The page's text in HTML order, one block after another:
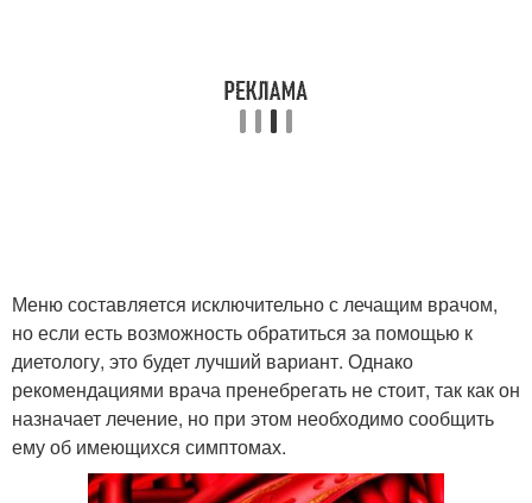
Меню составляется исключительно с лечащим врачом,
но если есть возможность обратиться за помощью к
диетологу, это будет лучший вариант. Однако
рекомендациями врача пренебрегать не стоит, так как он
назначает лечение, но при этом необходимо сообщить
ему об имеющихся симптомах.